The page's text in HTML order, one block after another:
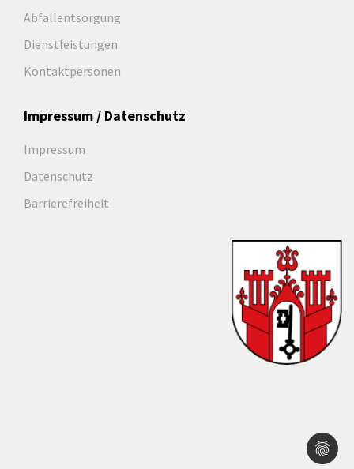
Abfallentsorgung
Dienstleistungen
Kontaktpersonen
Impressum / Datenschutz
Impressum
Datenschutz
Barrierefreiheit